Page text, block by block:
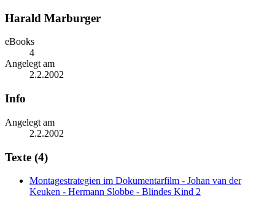
Harald Marburger
eBooks
4
Angelegt am
2.2.2002
Info
Angelegt am
2.2.2002
Texte (4)
Montagestrategien im Dokumentarfilm - Johan van der
Keuken - Hermann Slobbe - Blindes Kind 2